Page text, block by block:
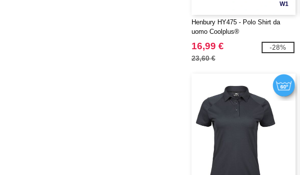
W1
Henbury HY475 - Polo Shirt da
uomo Coolplus®
16,99 €
23,60 €
-28%